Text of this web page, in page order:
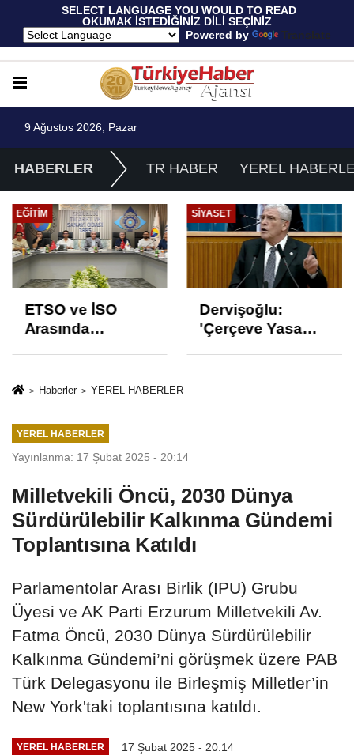
SELECT LANGUAGE YOU WOULD TO READ
OKUMAK İSTEDİĞİNİZ DİLİ SEÇİNİZ
Powered by
Translate
9 Ağustos 2026, Pazar
HABERLER TR HABER YEREL
EĞITIM
ETSO ve İSO
Arasında
Protokolü
SIYASET
Dervişoğlu:
'Çerçeve Yasa
Haberler YEREL HABERLER
YEREL HABERLER
Yayınlanma: 17 Şubat 2025 - 20:14
Milletvekili Öncü, 2030 Dünya
Sürdürülebilir Kalkınma Gündemi
Toplantısına Katıldı
Parlamentolar Arası Birlik (IPU) Grubu
Üyesi ve AK Parti Erzurum Milletvekili Av.
Fatma Öncü, 2030 Dünya Sürdürülebilir
Kalkınma Gündemi’ni görüşmek üzere PAB
Türk Delegasyonu ile Birleşmiş Milletler’in
New York'taki toplantısına katıldı.
YEREL HABERLER 17 Şubat 2025 - 20:14